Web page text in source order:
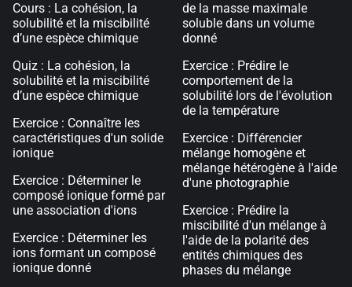
Cours : La cohésion, la
solubilité et la miscibilité
d’une espèce chimique
Quiz : La cohésion, la
solubilité et la miscibilité
d’une espèce chimique
Exercice : Connaître les
caractéristiques d'un solide
ionique
Exercice : Déterminer le
composé ionique formé par
une association d'ions
Exercice : Déterminer les
ions formant un composé
ionique donné
de la masse maximale
soluble dans un volume
donné
Exercice : Prédire le
comportement de la
solubilité lors de l'évolution
de la température
Exercice : Différencier
mélange homogène et
mélange hétérogène à l'aide
d'une photographie
Exercice : Prédire la
miscibilité d'un mélange à
l'aide de la polarité des
entités chimiques des
phases du mélange